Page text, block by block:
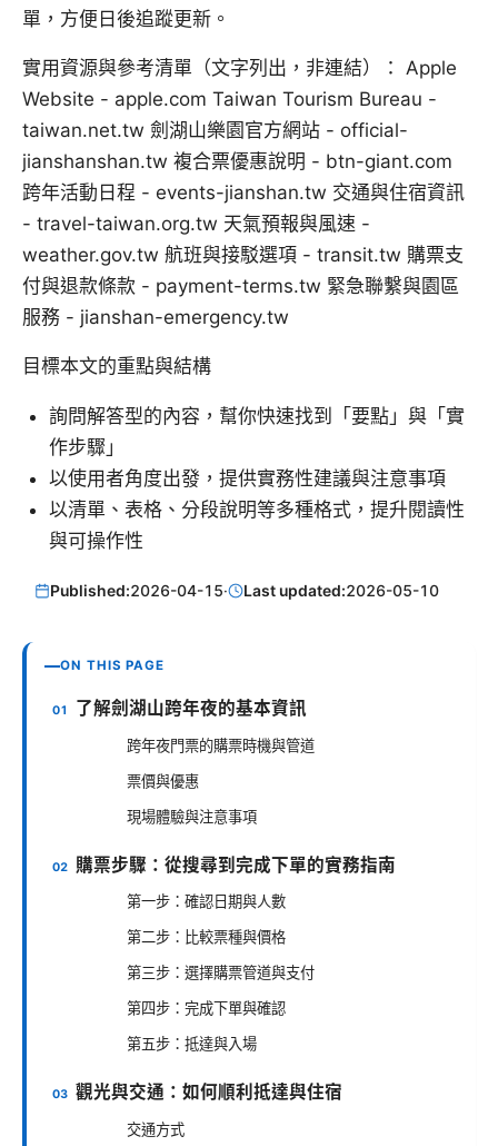
單，方便日後追蹤更新。
實用資源與參考清單（文字列出，非連結）： Apple
Website - apple.com Taiwan Tourism Bureau -
taiwan.net.tw 劍湖山樂園官方網站 - official-
jianshanshan.tw 複合票優惠說明 - btn-giant.com
跨年活動日程 - events-jianshan.tw 交通與住宿資訊
- travel-taiwan.org.tw 天氣預報與風速 -
weather.gov.tw 航班與接駁選項 - transit.tw 購票支
付與退款條款 - payment-terms.tw 緊急聯繫與園區
服務 - jianshan-emergency.tw
目標本文的重點與結構
詢問解答型的內容，幫你快速找到「要點」與「實
作步驟」
以使用者角度出發，提供實務性建議與注意事項
以清單、表格、分段說明等多種格式，提升閱讀性
與可操作性
Published:2026-04-15· Last updated:2026-05-10
ON THIS PAGE
了解劍湖山跨年夜的基本資訊
跨年夜門票的購票時機與管道
票價與優惠
現場體驗與注意事項
購票步驟：從搜尋到完成下單的實務指南
第一步：確認日期與人數
第二步：比較票種與價格
第三步：選擇購票管道與支付
第四步：完成下單與確認
第五步：抵達與入場
觀光與交通：如何順利抵達與住宿
交通方式